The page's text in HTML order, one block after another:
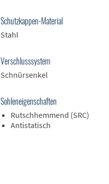
Schutzkappen-Material
Stahl
Verschlusssystem
Schnürsenkel
Sohleneigenschaften
Rutschhemmend (SRC)
Antistatisch